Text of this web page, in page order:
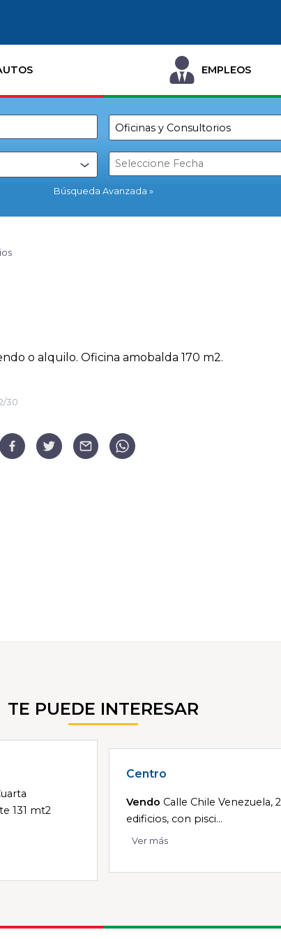
EMPLEOS
Búsqueda Avanzada
o alquilo. Oficina amobalda 170 m2.
30
TE PUEDE INTERESAR
131 mt2
Centro
Vendo Calle Chile Venezuela, 2
edificios, con pisci...
Ver más